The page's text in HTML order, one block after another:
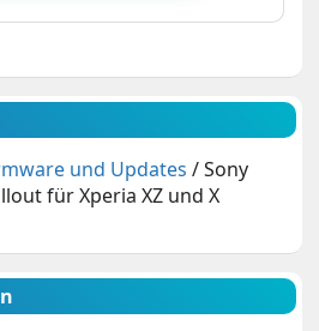
und Updates /Sony
für Xperia XZ und X